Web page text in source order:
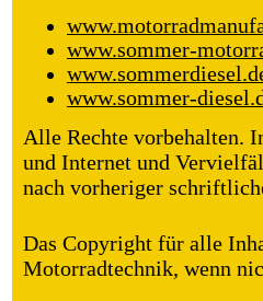
www.sommer-
www.sommer-
Alle Rechte vorbehalten.
und Internet und
nach vorheriger
Das Copyright für alle
Motorradtechnik, wenn